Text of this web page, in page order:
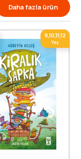
Daha fazla ürün
9,10,11,12
Yaş